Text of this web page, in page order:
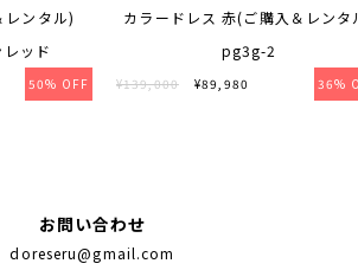
レンタル)
ッド
50% OFF
カラードレス 赤(ご購入＆レンタ
pg3g-2
¥139,000 ¥89,980 36%
お問い合わせ
doreseru@gmail.com